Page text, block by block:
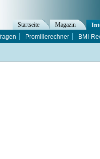
Startseite Magazin
Promillerechner BMI-